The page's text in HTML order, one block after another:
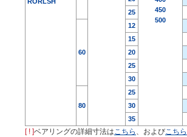
450
500
25
60
12
15
20
25
30
80
25
30
35
[ ! ]ベアリングの詳細寸法はこちら 、およびこちら